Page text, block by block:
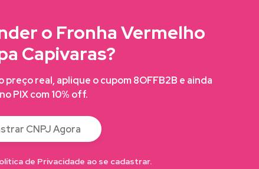
o Fronha Vermelho
Capivaras?
preço real, aplique o cupom 8OFFB2B e ainda
PIX com 10% off.
CNPJ Agora
de Privacidade ao se cadastrar.